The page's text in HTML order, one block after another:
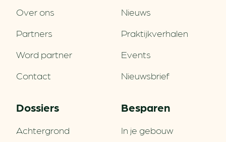
Over ons
Partners
Word partner
Contact
Nieuws
Praktijkverhalen
Events
Nieuwsbrief
Dossiers
Achtergrond
Besparen
In je gebouw